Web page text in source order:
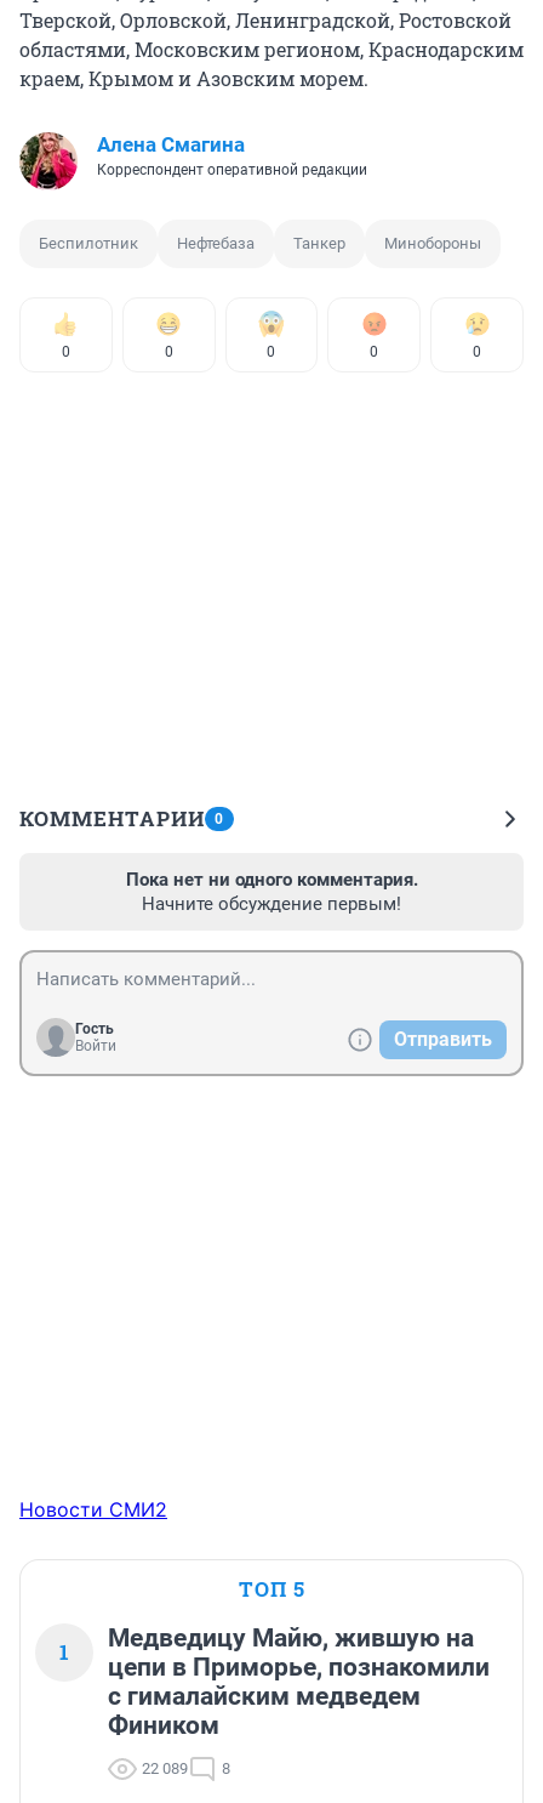
Тверской, Орловской, Ленинградской, Ростовской
областями, Московским регионом, Краснодарским
краем, Крымом и Азовским морем.
Алена Смагина
Корреспондент оперативной редакции
Беспилотник Нефтебаза Танкер Минобороны
0 0 0 0 0
КОММЕНТАРИИ 0
Пока нет ни одного комментария.
Начните обсуждение первым!
Гость
Войти
Отправить
Новости СМИ2
ТОП 5
1
Медведицу Майю, жившую на
цепи в Приморье, познакомили
с гималайским медведем
Фиником
22 089 8